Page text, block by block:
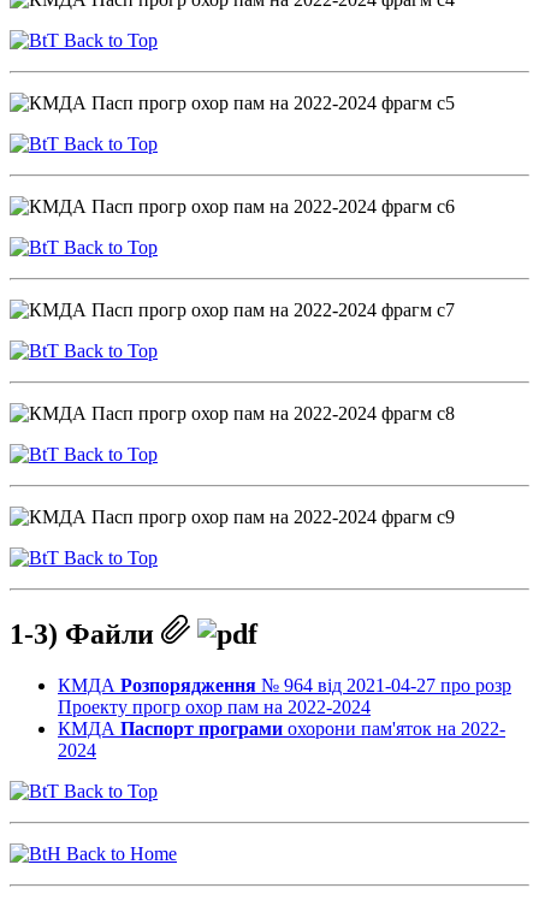
Back to Top
Back to Top
Back to Top
Back to Top
Back to Top
Back to Top
1-3) Файли
КМДА Розпорядження № 964 від 2021-04-27 про розр
Проекту прогр охор пам на 2022-2024
КМДА Паспорт програми охорони пам'яток на 2022-
2024
Back to Top
Back to Home